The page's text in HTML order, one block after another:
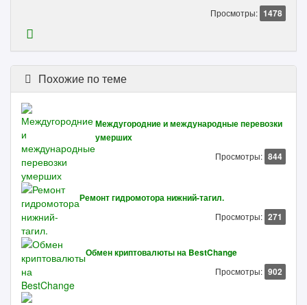
Просмотры: 1478
Похожие по теме
Междугородние и международные перевозки
умерших
Просмотры: 844
Ремонт гидромотора нижний-тагил.
Просмотры: 271
Обмен криптовалюты на BestChange
Просмотры: 902